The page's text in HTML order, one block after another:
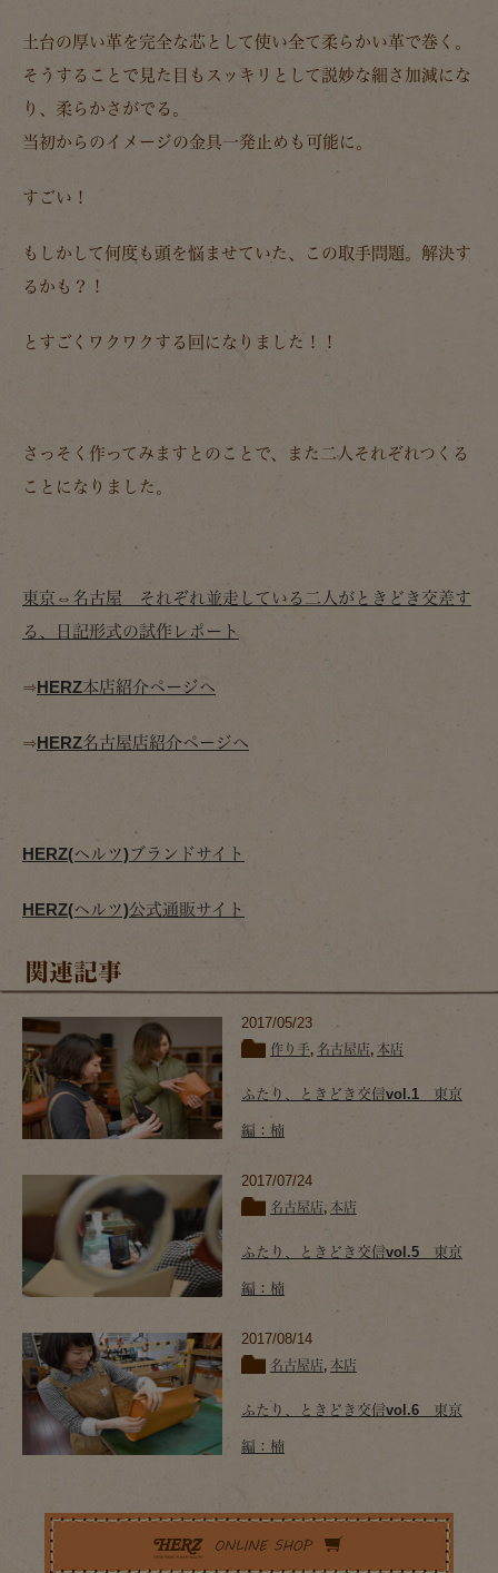
土台の厚い革を完全な芯として使い全て柔らかい革で巻く。
そうすることで見た目もスッキリとして説妙な細さ加減にな
り、柔らかさがでる。
当初からのイメージの金具一発止めも可能に。
すごい！
もしかして何度も頭を悩ませていた、この取手問題。解決す
るかも？！
とすごくワクワクする回になりました！！
さっそく作ってみますとのことで、また二人それぞれつくる
ことになりました。
東京⇔名古屋 それぞれ並走している二人がときどき交差す
る、日記形式の試作レポート
⇒HERZ本店紹介ページへ
⇒HERZ名古屋店紹介ページへ
HERZ(ヘルツ)ブランドサイト
HERZ(ヘルツ)公式通販サイト
関連記事
2017/05/23
作り手, 名古屋店, 本店
ふたり、ときどき交信vol.1 東京
編：楠
2017/07/24
名古屋店, 本店
ふたり、ときどき交信vol.5 東京
編：楠
2017/08/14
名古屋店, 本店
ふたり、ときどき交信vol.6 東京
編：楠